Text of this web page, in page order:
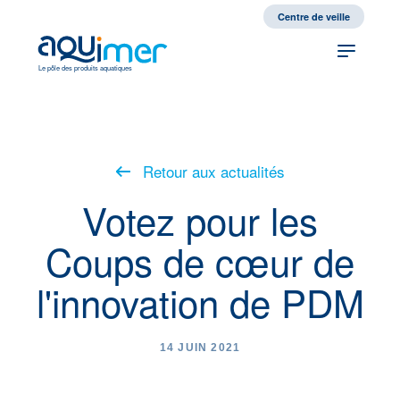
Centre de veille
Le pôle des produits aquatiques
Retour aux actualités
Votez pour les
Coups de cœur de
l'innovation de PDM
14 JUIN 2021